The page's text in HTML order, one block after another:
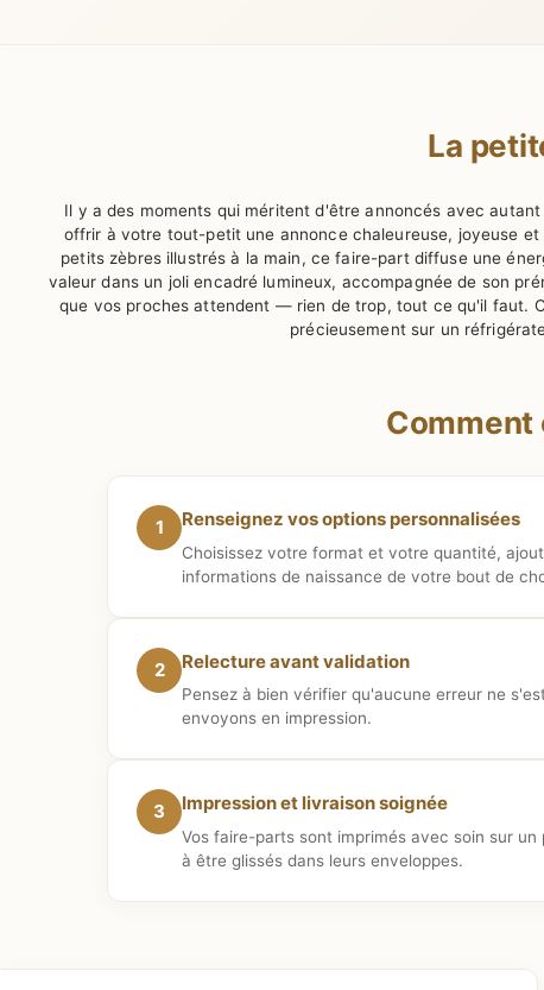
La
Il y a des moments qui méritent d'être annoncés avec
offrir à votre tout-petit une annonce chaleureuse, joyeuse
petits zèbres illustrés à la main, ce faire-part diffuse une
valeur dans un joli encadré lumineux, accompagnée de son
que vos proches attendent — rien de trop, tout ce qu'il faut.
précieusement sur un
Comment
1 Renseignez vos options personnalisées
Choisissez votre format et votre quantité,
informations de naissance de votre bout de
2 Relecture avant validation
Pensez à bien vérifier qu'aucune erreur ne
envoyons en impression.
3 Impression et livraison soignée
Vos faire-parts sont imprimés avec soin sur
à être glissés dans leurs enveloppes.